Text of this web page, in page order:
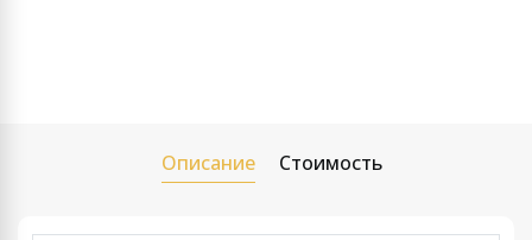
Описание Стоимость